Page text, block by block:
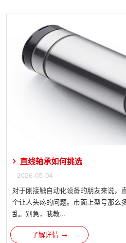
直线轴承如何挑选
2026-05-04
对于刚接触自动化设备的朋友来说，
个让人头疼的问题。市面上型号那么
乱。别急，我教...
了解详情 →